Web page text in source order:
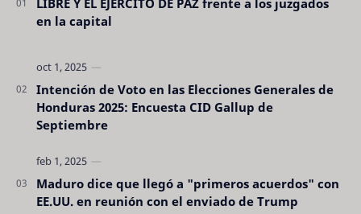
LIBRE Y EL EJERCITO DE PAZ frente a los juzgados
en la capital
Intención de Voto en las Elecciones Generales de
Honduras 2025: Encuesta CID Gallup de
Septiembre
Maduro dice que llegó a "primeros acuerdos" con
EE.UU. en reunión con el enviado de Trump